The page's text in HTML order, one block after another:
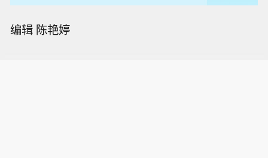
编辑 陈艳婷